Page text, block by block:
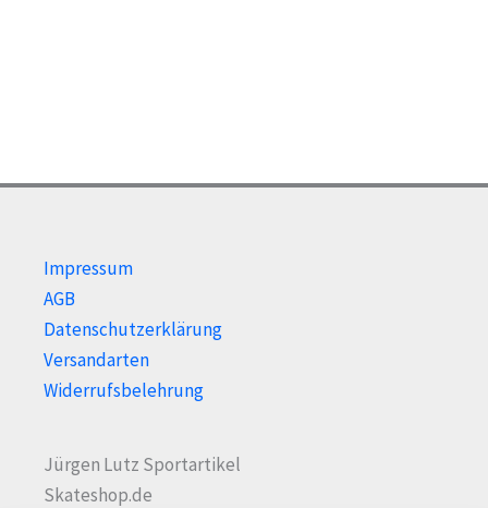
Impressum
AGB
Datenschutzerklärung
Versandarten
Widerrufsbelehrung
Jürgen Lutz Sportartikel
Skateshop.de